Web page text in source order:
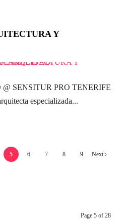
Y
SENSITUR PRO TENERIFE
especializada...
5 6 7 8 9 Next ›
Page 5 of 28